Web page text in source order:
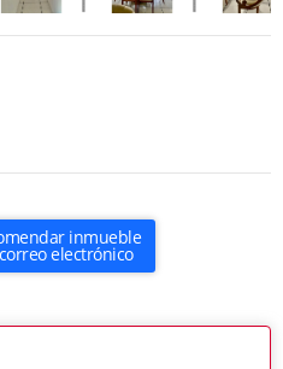
inmueble
electrónico